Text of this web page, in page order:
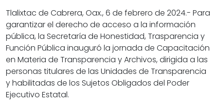
Tlalixtac de Cabrera, Oax., 6 de febrero de 2024.- Para
garantizar el derecho de acceso a la información
pública, la Secretaría de Honestidad, Trasparencia y
Función Pública inauguró la jornada de Capacitación
en Materia de Transparencia y Archivos, dirigida a las
personas titulares de las Unidades de Transparencia
y habilitadas de los Sujetos Obligados del Poder
Ejecutivo Estatal.